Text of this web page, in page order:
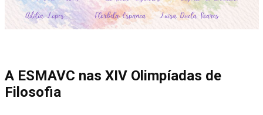
A ESMAVC nas XIV Olimpíadas de
Filosofia